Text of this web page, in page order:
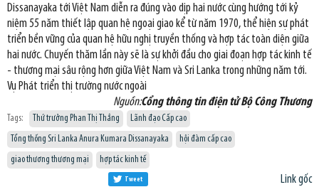
Dissanayaka tới Việt Nam diễn ra đúng vào dịp hai nước cùng hướng tới kỷ
niệm 55 năm thiết lập quan hệ ngoại giao kể từ năm 1970, thể hiện sự phát
triển bền vững của quan hệ hữu nghị truyền thống và hợp tác toàn diện giữa
hai nước. Chuyến thăm lần này sẽ là sự khởi đầu cho giai đoạn hợp tác kinh tế
- thương mại sâu rộng hơn giữa Việt Nam và Sri Lanka trong những năm tới.
Vụ Phát triển thị trường nước ngoài
Nguồn:Cổng thông tin điện tử Bộ Công Thương
Tags: Thứ trưởng Phan Thị Thắng
Lãnh đạo Cấp cao
Tổng thống Sri Lanka Anura Kumara Dissanayaka
hội đàm cấp cao
giao thương thương mại
hợp tác kinh tế
Link gốc
Tweet